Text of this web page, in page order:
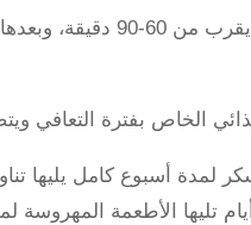
الخاص بفترة التعافي
أسبوع كامل يليها تناول